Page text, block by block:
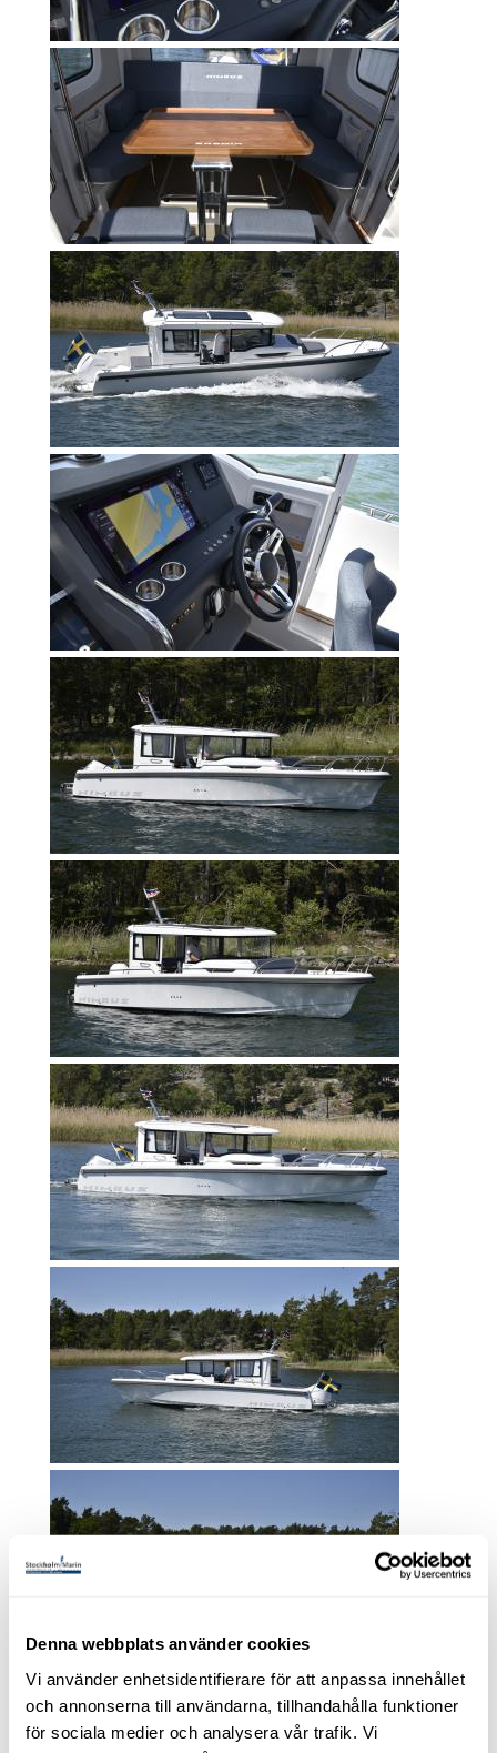
Denna webbplats använder cookies
Vi använder enhetsidentifierare för att anpassa innehållet
och annonserna till användarna, tillhandahålla funktioner
för sociala medier och analysera vår trafik. Vi